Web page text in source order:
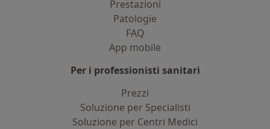
Prestazioni
Patologie
FAQ
App mobile
Per i professionisti sanitari
Prezzi
Soluzione per Specialisti
Soluzione per Centri Medici